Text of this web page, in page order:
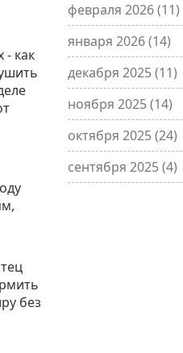
- как
без
февраля 2026(11)
января 2026(14)
декабря 2025(11)
ноября 2025(14)
октября 2025(24)
сентября 2025(4)